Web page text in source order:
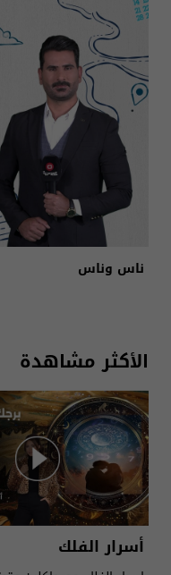
ناس وناس
الأكثر مشاهدة
أسرار الفلك